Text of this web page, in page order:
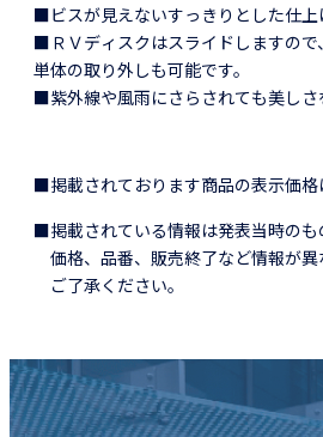
■ビスが見えないすっきりとした仕上
■ＲＶディスクはスライドしますの
単体の取り外しも可能です。
■紫外線や風雨にさらされても美しさ
■掲載されております商品の表示価格
■掲載されている情報は発表当時のも
価格、品番、販売終了など情報が異
ご了承ください。